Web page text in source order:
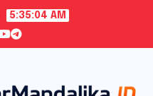
5:35:05 AM